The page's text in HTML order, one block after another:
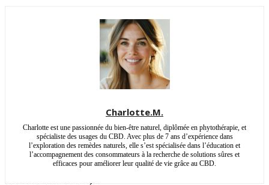
Charlotte.M.
Charlotte est une passionnée du bien-être naturel, diplômée en phytothérapie, et
spécialiste des usages du CBD. Avec plus de 7 ans d’expérience dans
l’exploration des remèdes naturels, elle s’est spécialisée dans l’éducation et
l’accompagnement des consommateurs à la recherche de solutions sûres et
efficaces pour améliorer leur qualité de vie grâce au CBD.